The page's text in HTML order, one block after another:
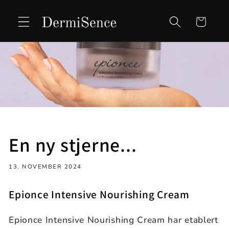
innholdet
Handlekurv
En ny stjerne...
13. NOVEMBER 2024
Epionce Intensive Nourishing Cream
Epionce Intensive Nourishing Cream har etablert